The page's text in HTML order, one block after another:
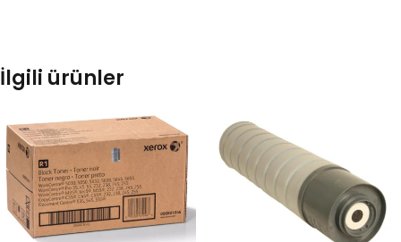
İlgili ürünler